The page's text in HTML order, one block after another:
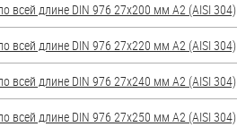
всей длине DIN 976 27х200 мм А2 (AISI 304)
всей длине DIN 976 27х220 мм А2 (AISI 304)
всей длине DIN 976 27х240 мм А2 (AISI 304)
всей длине DIN 976 27х250 мм А2 (AISI 304)